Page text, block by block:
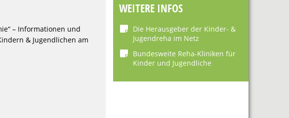
– Informationen und
& Jugendlichen am
WEITERE INFOS
Die Herausgeber der Kinder- &
Jugendreha im Netz
Bundesweite Reha-Kliniken für
Kinder und Jugendliche